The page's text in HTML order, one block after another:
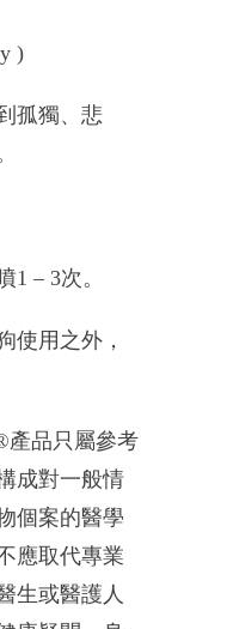
)
孤獨、悲
– 3次。
使用之外，
產品只屬參考
成對一般情
個案的醫學
應取代專業
生或醫護人